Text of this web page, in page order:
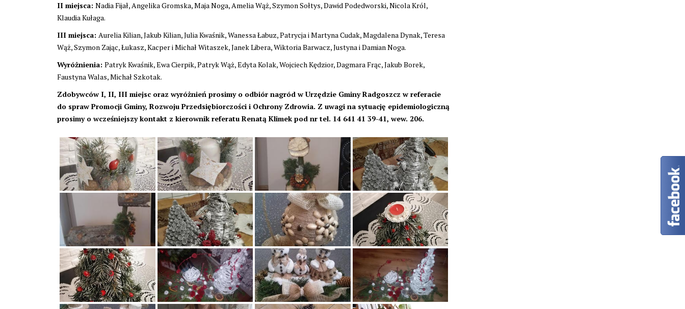
II miejsca: Nadia Fijał, Angelika Gromska, Maja Noga, Amelia Wąż, Szymon Sołtys, Dawid Podedworski, Nicola Król,
Klaudia Kułaga.
III miejsca: Aurelia Kilian, Jakub Kilian, Julia Kwaśnik, Wanessa Łabuz, Patrycja i Martyna Cudak, Magdalena Dynak, Teresa
Wąż, Szymon Zając, Łukasz, Kacper i Michał Witaszek, Janek Libera, Wiktoria Barwacz, Justyna i Damian Noga.
Wyróżnienia: Patryk Kwaśnik, Ewa Cierpik, Patryk Wąż, Edyta Kolak, Wojciech Kędzior, Dagmara Frąc, Jakub Borek,
Faustyna Walas, Michał Szkotak.
Zdobywców I, II, III miejsc oraz wyróżnień prosimy o odbiór nagród w Urzędzie Gminy Radgoszcz w referacie
do spraw Promocji Gminy, Rozwoju Przedsiębiorczości i Ochrony Zdrowia. Z uwagi na sytuację epidemiologiczną
prosimy o wcześniejszy kontakt z kierownik referatu Renatą Klimek pod nr tel. 14 641 41 39-41, wew. 206.